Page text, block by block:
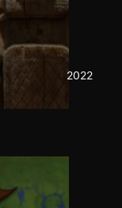
2022